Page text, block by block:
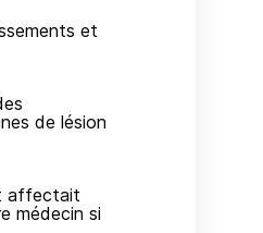
et
de lésion
affectait
médecin si